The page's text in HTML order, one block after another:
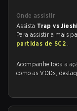
Onde assistir
Assista Trap vs
Para assistir a mais
partidas de SC2 .
Acompanhe toda a
como as VODs,